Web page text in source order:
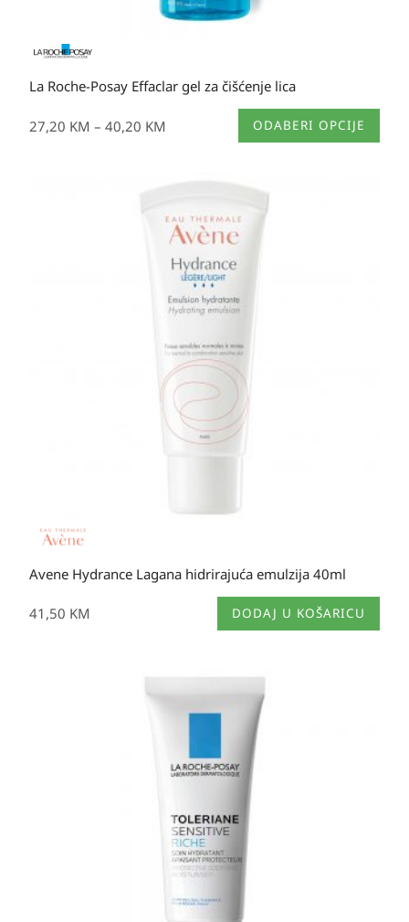
La Roche-Posay Effaclar gel za čišćenje lica
27,20 KM – 40,20 KM ODABERI OPCIJE
Ovaj
proizvod
više
varijanti.
Opcije
odabrati
proizvoda
Avene Hydrance Lagana hidrirajuća emulzija 40ml
41,50 KM DODAJ U KOŠARICU